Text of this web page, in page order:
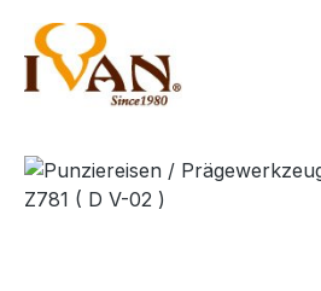
Bildergalerie überspringen